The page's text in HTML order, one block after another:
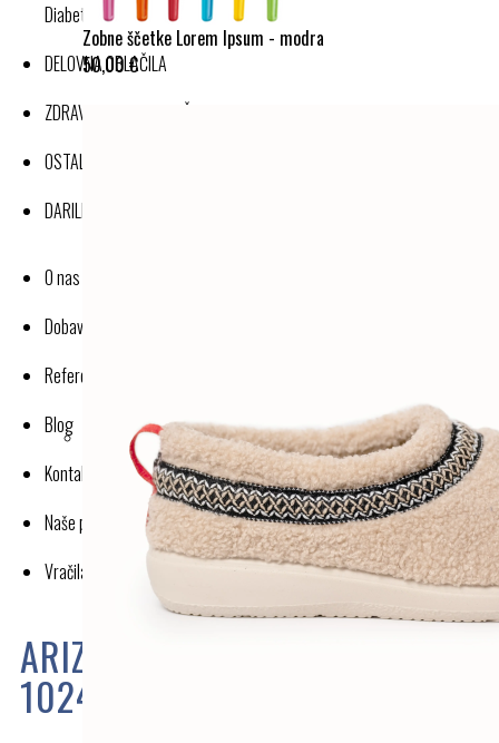
Zobne ščetke Lorem Ipsum - modra
50,00 €
Diabetes
DELOVNA OBLAČILA
ZDRAVJE IN DOBRO POČUTJE
OSTALI IZDELKI
DARILNI BONI
O nas
Dobavitelji-proizvajalci
Reference
Blog
Kontakt
Naše poslovanje
Vračila in reklamacije
ARIZONA EVA SKY BLUE
1024588